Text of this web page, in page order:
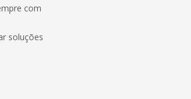
com
soluções